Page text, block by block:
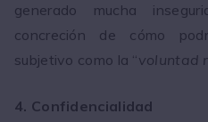
generado mucha
concreción de cómo
subjetivo como la “voluntad
4. Confidencialidad